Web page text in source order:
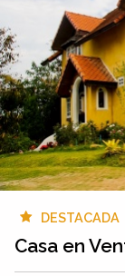
DESTACADA
Casa en